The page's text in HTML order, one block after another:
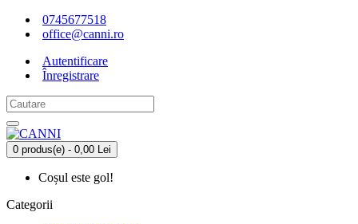
0745677518
office@canni.ro
Autentificare
Înregistrare
0 produs(e) - 0,00 Lei
Coșul este gol!
Categorii